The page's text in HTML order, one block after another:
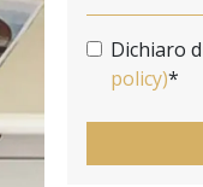
Dichiaro
policy)*